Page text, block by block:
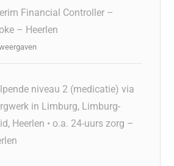
Financial Controller –
– Heerlen
niveau 2 (medicatie) via
in Limburg, Limburg-
Heerlen • o.a. 24-uurs zorg –